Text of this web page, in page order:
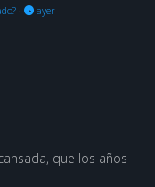
· ayer
que los años